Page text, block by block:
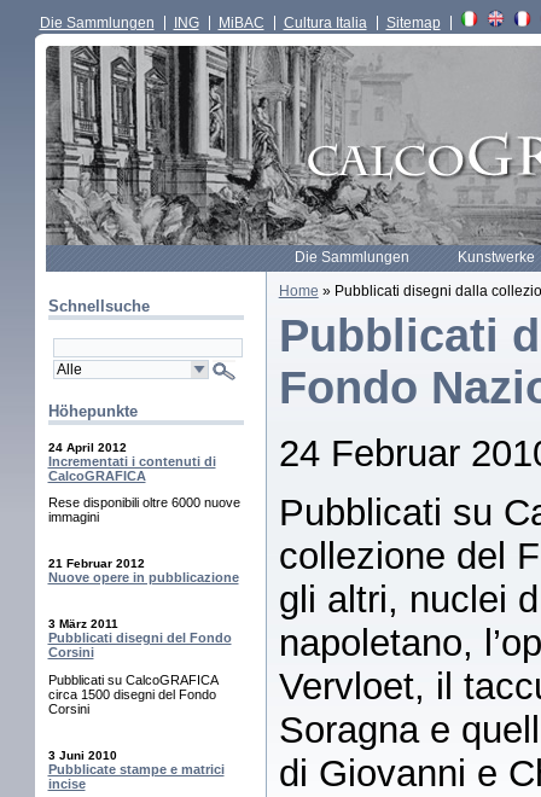
Die Sammlungen ING MiBAC Cultura Italia Sitemap
Die Sammlungen Kunstwerke
Schnellsuche
Höhepunkte
24 April 2012
Incrementati i contenuti di
CalcoGRAFICA
Rese disponibili oltre 6000 nuove
immagini
21 Februar 2012
Nuove opere in pubblicazione
3 März 2011
Pubblicati disegni del Fondo
Corsini
Pubblicati su CalcoGRAFICA
circa 1500 disegni del Fondo
Corsini
3 Juni 2010
Pubblicate stampe e matrici
incise
Home » Pubblicati disegni dalla
Pubblicati
Fondo
24 Februar
Pubblicati su
collezione del
gli altri, nuclei
napoletano,
Vervloet, il
Soragna e
di Giovanni e